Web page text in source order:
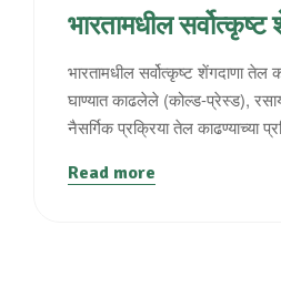
भारतामधील
भारतामधील सर्वोत्कृष्ट शेंगदाणा
घाण्यात काढलेले (कोल्ड-प्रेस्ड),
नैसर्गिक प्रक्रिया तेल काढण्याच्या
Read more